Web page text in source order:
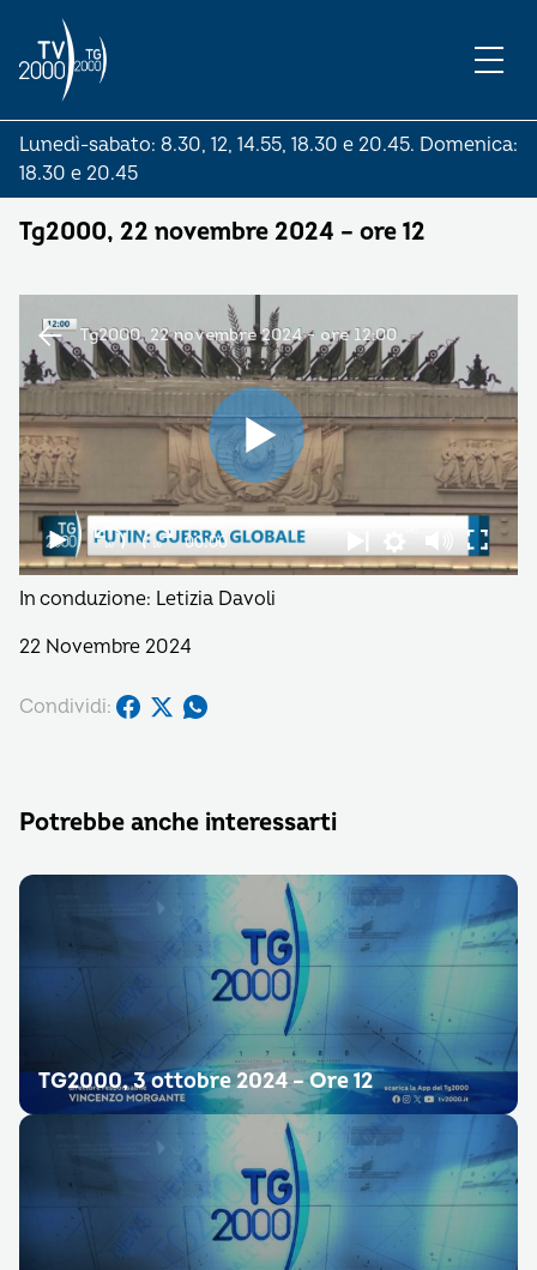
Lunedì-sabato: 8.30, 12, 14.55, 18.30 e 20.45. Domenica:
18.30 e 20.45
Tg2000, 22 novembre 2024 – ore 12
In conduzione: Letizia Davoli
22 Novembre 2024
Condividi:
Potrebbe anche interessarti
TG2000, 3 ottobre 2024 – Ore 12